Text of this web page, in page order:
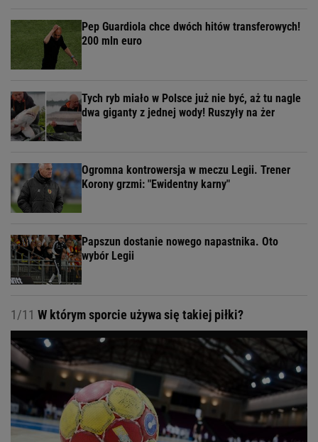
Pep Guardiola chce dwóch hitów transferowych!
200 mln euro
Tych ryb miało w Polsce już nie być, aż tu nagle
dwa giganty z jednej wody! Ruszyły na żer
Ogromna kontrowersja w meczu Legii. Trener
Korony grzmi: "Ewidentny karny"
Papszun dostanie nowego napastnika. Oto
wybór Legii
1/11 W którym sporcie używa się takiej piłki?